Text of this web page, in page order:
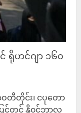
ရိုဟင်ဂျာ ၁၆၀
တီတိုင်း၊ ငပုတော
ြင်တွင် နို၀င်ဘာလ